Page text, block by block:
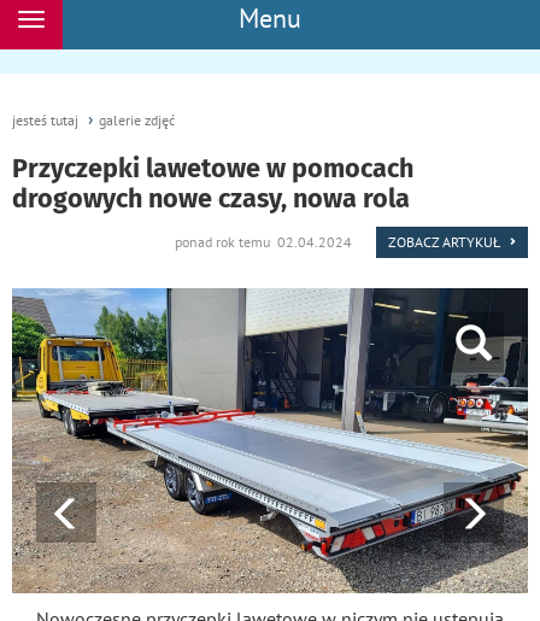
Menu
Rozwiń
jesteś tutaj galerie zdjęć
Przyczepki lawetowe w pomocach
drogowych nowe czasy, nowa rola
ponad rok temu 02.04.2024 ZOBACZ ARTYKUŁ